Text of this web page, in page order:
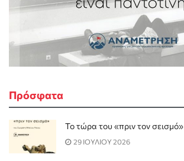
Πρόσφατα
Το τώρα του «πριν τον σεισμό»
29 ΙΟΥΛΙΟΥ 2026